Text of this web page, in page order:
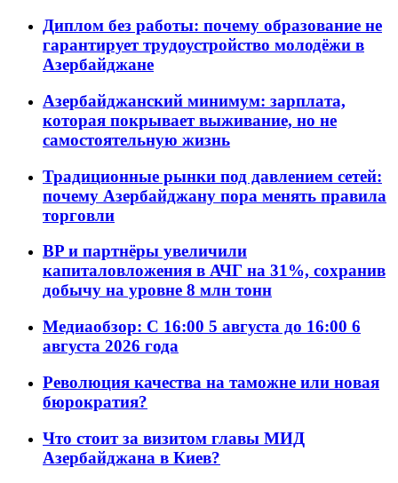
Диплом без работы: почему образование не
гарантирует трудоустройство молодёжи в
Азербайджане
Азербайджанский минимум: зарплата,
которая покрывает выживание, но не
самостоятельную жизнь
Традиционные рынки под давлением сетей:
почему Азербайджану пора менять правила
торговли
BP и партнёры увеличили
капиталовложения в АЧГ на 31%, сохранив
добычу на уровне 8 млн тонн
Медиаобзор: С 16:00 5 августа до 16:00 6
августа 2026 года
Революция качества на таможне или новая
бюрократия?
Что стоит за визитом главы МИД
Азербайджана в Киев?